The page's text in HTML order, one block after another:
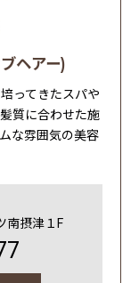
ヘアー)
ってきたスパや
質に合わせた施
な雰囲気の美容
南摂津１F